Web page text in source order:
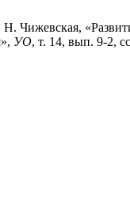
УО, т. 14, вып. 9-2,